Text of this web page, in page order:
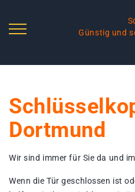
Günstig und
Dortmund
Wir sind immer für Sie da und
Wenn die Tür geschlossen ist